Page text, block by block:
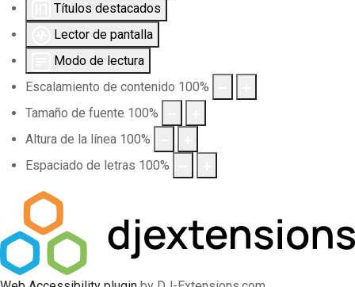
Títulos destacados
Lector de pantalla
Modo de lectura
Escalamiento de contenido 100%
Tamaño de fuente 100%
Altura de la línea 100%
Espaciado de letras 100%